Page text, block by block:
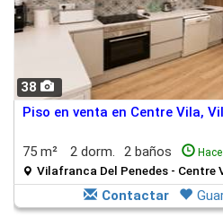
38
Piso en venta en Centre Vila,
75 m² 2 dorm. 2 baños
Vilafranca Del Penedes - Centre
Contactar